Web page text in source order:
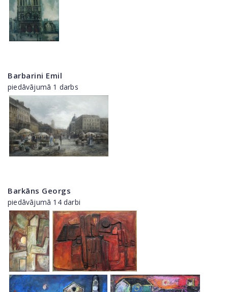
Barbarini Emil
piedāvājumā 1 darbs
Barkāns Georgs
piedāvājumā 14 darbi